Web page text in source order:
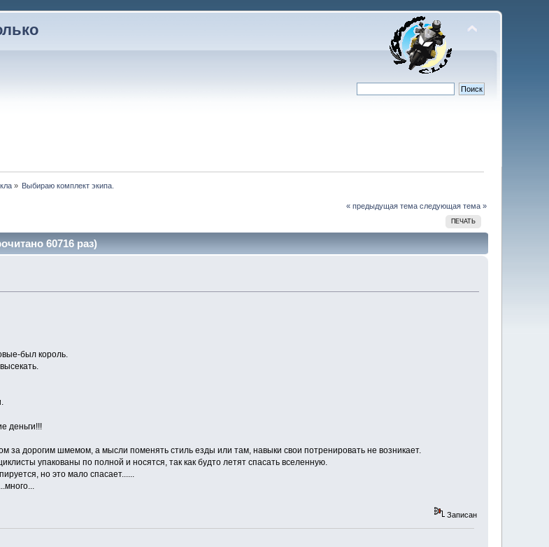
» Выбираю комплект экипа.
« предыдущая тема следующая тема »
ПЕЧАТЬ
60716 раз)
был король.
деньги!!!
за дорогим шмемом, а мысли поменять стиль езды или там, навыки свои потренировать не возникает.
упакованы по полной и носятся, так как будто летят спасать вселенную.
но это мало спасает......
Записан